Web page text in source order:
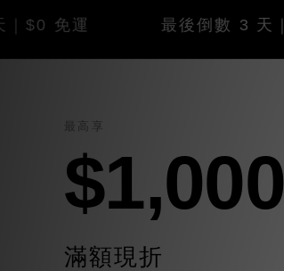
最後倒數 3 天｜$0 免運
最高享
$1,000
滿額現折